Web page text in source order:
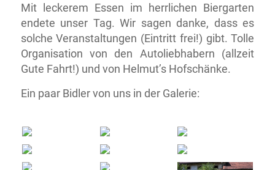
Mit leckerem Essen im herrlichen Biergarten
endete unser Tag. Wir sagen danke, dass es
solche Veranstaltungen (Eintritt frei!) gibt. Tolle
Organisation von den Autoliebhabern (allzeit
Gute Fahrt!) und von Helmut’s Hofschänke.
Ein paar Bidler von uns in der Galerie: